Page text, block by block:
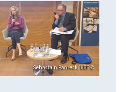
Sebastain Panreck/ LEF